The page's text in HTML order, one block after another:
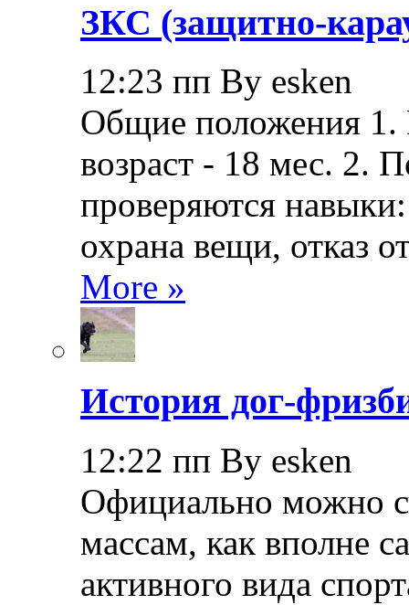
ЗКС (защитно-
12:23 пп By esken
Общие положения
возраст - 18 мес. 2.
проверяются
охрана вещи, отказ
More »
История дог-
12:22 пп By esken
Официально можно
массам, как вполне
активного вида